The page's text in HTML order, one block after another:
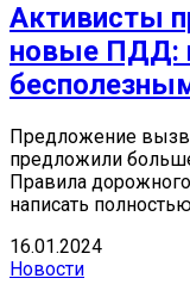
Активисты
новые ПДД:
Предложение
предложили
Правила
написать
16.01.2024
Новости